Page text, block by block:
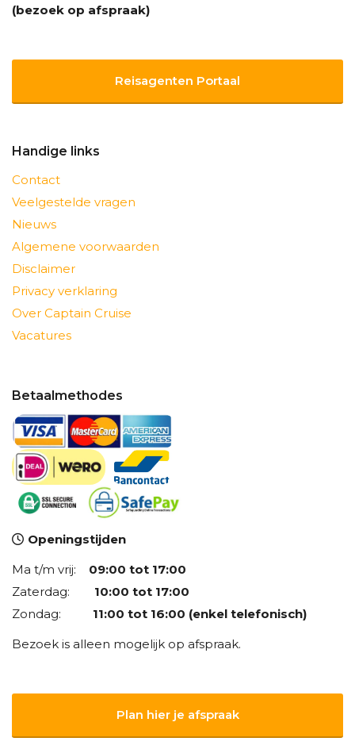
(bezoek op afspraak)
Reisagenten Portaal
Handige links
Contact
Veelgestelde vragen
Nieuws
Algemene voorwaarden
Disclaimer
Privacy verklaring
Over Captain Cruise
Vacatures
Betaalmethodes
Openingstijden
Ma t/m vrij: 09:00 tot 17:00
Zaterdag: 10:00 tot 17:00
Zondag: 11:00 tot 16:00 (enkel telefonisch)
Bezoek is alleen mogelijk op afspraak.
Plan hier je afspraak